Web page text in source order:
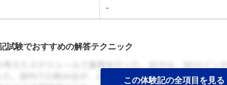
-
試験でおすすめの解答テクニック